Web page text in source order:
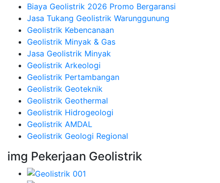
Biaya Geolistrik 2026 Promo Bergaransi
Jasa Tukang Geolistrik Warunggunung
Geolistrik Kebencanaan
Geolistrik Minyak & Gas
Jasa Geolistrik Minyak
Geolistrik Arkeologi
Geolistrik Pertambangan
Geolistrik Geoteknik
Geolistrik Geothermal
Geolistrik Hidrogeologi
Geolistrik AMDAL
Geolistrik Geologi Regional
img Pekerjaan Geolistrik